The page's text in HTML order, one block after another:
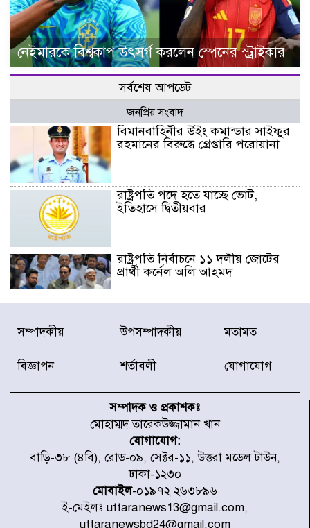
নেইমারকে বিশ্বকাপ উৎসর্গ করলেন স্পেনের স্ট্রাইকার
সর্বশেষ আপডেট
জনপ্রিয় সংবাদ
বিমানবাহিনীর উইং কমান্ডার সাইফুর
রহমানের বিরুদ্ধে গ্রেপ্তারি পরোয়ানা
রাষ্ট্রপতি পদে হতে যাচ্ছে ভোট,
ইতিহাসে দ্বিতীয়বার
রাষ্ট্রপতি নির্বাচনে ১১ দলীয় জোটের
প্রার্থী কর্নেল অলি আহমদ
ডিএনসিসির সঙ্গে সমন্বয়ে পরিচ্ছন্নতার
নতুন উদ্যোগ নিকুঞ্জ-টানপাড়ায়
উদ্যোগে উত্তরা ১৩ নং সেক্টর-এ
পরিষ্কার-পরিচ্ছন্নতা অভিযান
ডিএমপির অভিযানে ২৪ ঘণ্টায় গ্রেপ্তার
৫০৪, উদ্ধার মাদক-অস্ত্র
সন্দ্বীপের চরে বিপদে পড়া কচ্ছপ উদ্ধার
সম্পাদকীয় উপসম্পাদকীয় মতামত
বিজ্ঞাপন শর্তাবলী যোগাযোগ
সম্পাদক ও প্রকাশকঃ
মোহাম্মদ তারেকউজ্জামান খান
যোগাযোগ:
বাড়ি-৩৮ (৪বি), রোড-০৯, সেক্টর-১১, উত্তরা মডেল টাউন,
ঢাকা-১২৩০
মোবাইল-০১৯৭২ ২৬৩৮৯৬
ই-মেইলঃ uttaranews13@gmail.com,
uttaranewsbd24@gmail.com